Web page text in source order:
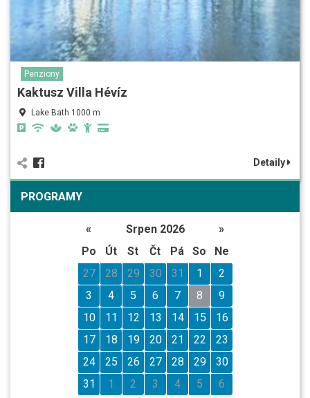
Penziony
Kaktusz Villa Hévíz
Lake Bath 1000 m
Detaily
PROGRAMY
« Srpen 2026
»
Po
Út St Čt Pá So
Ne
27
28 29 30 31 1
2
3
4 5 6 7 8
9
10
11 12 13 14 15
16
17
18 19 20 21 22
23
24
25 26 27 28 29
30
31
1 2 3 4 5 6